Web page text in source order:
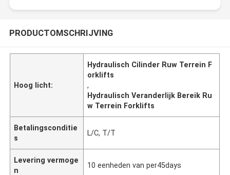
PRODUCTOMSCHRIJVING
Hoog licht:
Hydraulisch Cilinder Ruw Terrein F
orklifts
,
Hydraulisch Veranderlijk Bereik Ru
w Terrein Forklifts
Betalingsconditie
s
L/C, T/T
Levering vermoge
n
10 eenheden van per45days